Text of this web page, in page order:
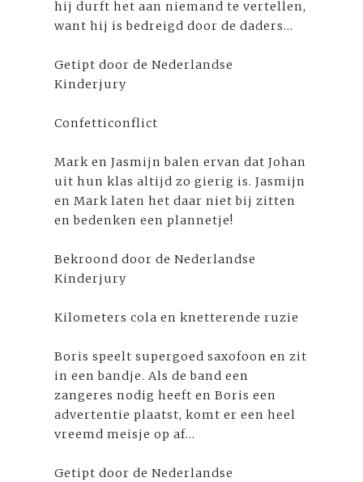
hij durft het aan niemand te vertellen,
want hij is bedreigd door de daders...
Getipt door de Nederlandse
Kinderjury
Confetticonflict
Mark en Jasmijn balen ervan dat Johan
uit hun klas altijd zo gierig is. Jasmijn
en Mark laten het daar niet bij zitten
en bedenken een plannetje!
Bekroond door de Nederlandse
Kinderjury
Kilometers cola en knetterende ruzie
Boris speelt supergoed saxofoon en zit
in een bandje. Als de band een
zangeres nodig heeft en Boris een
advertentie plaatst, komt er een heel
vreemd meisje op af...
Getipt door de Nederlandse